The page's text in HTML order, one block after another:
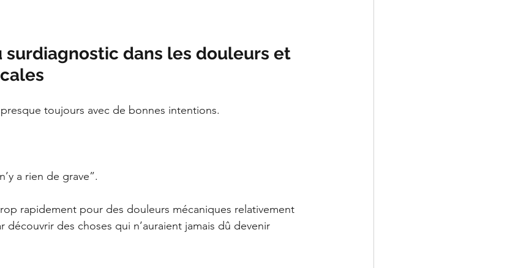
surdiagnostic dans les douleurs et
toujours avec de bonnes intentions.
a rien de grave”.
rapidement pour des douleurs mécaniques relativement
découvrir des choses qui n’auraient jamais dû devenir